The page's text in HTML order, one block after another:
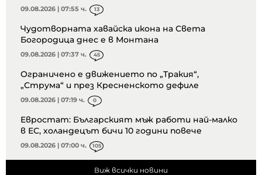
09.08.2026 | 07:55 ч. 13
Чудотворната хавайска икона на Света
Богородица днес е в Монтана
09.08.2026 | 07:37 ч. 45
Ограничено е движението по „Тракия“,
„Струма“ и през Кресненското дефиле
09.08.2026 | 07:19 ч. 0
Евростат: Българският мъж работи най-малко
в ЕС, холандецът бичи 10 години повече
09.08.2026 | 07:00 ч. 105
Виж всички новини